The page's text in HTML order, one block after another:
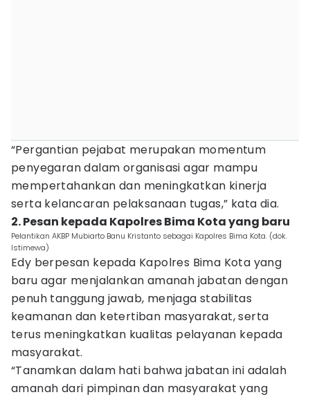
“Pergantian pejabat merupakan momentum
penyegaran dalam organisasi agar mampu
mempertahankan dan meningkatkan kinerja
serta kelancaran pelaksanaan tugas,” kata dia.
2. Pesan kepada Kapolres Bima Kota yang baru
Pelantikan AKBP Mubiarto Banu Kristanto sebagai Kapolres Bima Kota. (dok.
Istimewa)
Edy berpesan kepada Kapolres Bima Kota yang
baru agar menjalankan amanah jabatan dengan
penuh tanggung jawab, menjaga stabilitas
keamanan dan ketertiban masyarakat, serta
terus meningkatkan kualitas pelayanan kepada
masyarakat.
“Tanamkan dalam hati bahwa jabatan ini adalah
amanah dari pimpinan dan masyarakat yang